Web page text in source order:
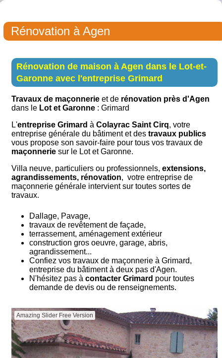
Rénovation à Agen
Rénovation de maison à Agen dans le Lot-et-
Garonne avec l'entreprise Grimard
Travaux de maçonnerie et de rénovation près d'Agen
dans le Lot et Garonne : Grimard
L'entreprise Grimard à Colayrac Saint Cirq, votre
entreprise générale du bâtiment et des travaux publics
vous propose son savoir-faire pour tous vos travaux de
maçonnerie sur le Lot et Garonne.
Villa neuve, particuliers ou professionnels, extensions,
agrandissements, rénovation, votre entreprise de
maçonnerie générale intervient sur toutes sortes de
travaux.
Dallage, Pavage,
travaux de revêtement de façade,
terrassement, aménagement extérieur
construction gros oeuvre, garage, abris,
agrandissement...
Confiez vos travaux de maçonnerie à Grimard,
entreprise du bâtiment à deux pas d'Agen.
N'hésitez pas à contacter Grimard pour toutes
demande de devis ou de renseignements.
Amazing Slider Free Version